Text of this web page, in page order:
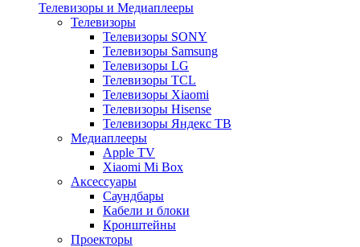
Телевизоры и Медиаплееры
Телевизоры
Телевизоры SONY
Телевизоры Samsung
Телевизоры LG
Телевизоры TCL
Телевизоры Xiaomi
Телевизоры Hisense
Телевизоры Яндекс ТВ
Медиаплееры
Apple TV
Xiaomi Mi Box
Аксессуары
Саундбары
Кабели и блоки
Кронштейны
Проекторы